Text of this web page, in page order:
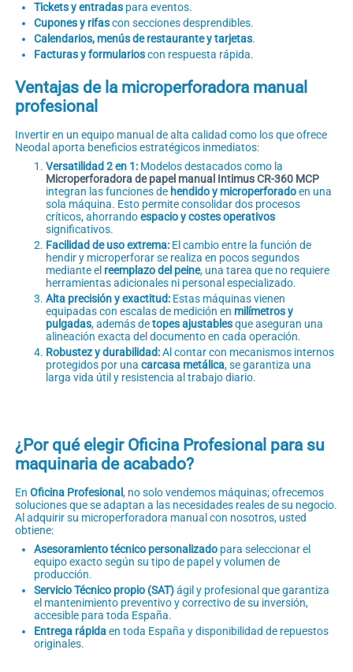
Tickets y entradas para eventos.
Cupones y rifascon secciones desprendibles.
Calendarios, menús de restaurante y tarjetas.
Facturas y formularioscon respuesta rápida.
Ventajas de la microperforadora manual
profesional
Invertir en un equipo manual de alta calidad como los que ofrece
Neodal aporta beneficios estratégicos inmediatos:
Versatilidad 2 en 1: Modelos destacados como la
Microperforadora de papel manual Intimus CR-360 MCP
integran las funciones de hendido y microperforadoen una
sola máquina. Esto permite consolidar dos procesos
críticos, ahorrandoespacio y costes operativos
significativos.
Facilidad de uso extrema: El cambio entre la función de
hendir y microperforar se realiza en pocos segundos
mediante el reemplazo del peine, una tarea que no requiere
herramientas adicionales ni personal especializado.
Alta precisión y exactitud: Estas máquinas vienen
equipadas con escalas de medición en milímetros y
pulgadas, además detopes ajustablesque aseguran una
alineación exacta del documento en cada operación.
Robustez y durabilidad:Al contar con mecanismos internos
protegidos por una carcasa metálica, se garantiza una
larga vida útil y resistencia al trabajo diario.
¿Por qué elegir Oficina Profesional para su
maquinaria de acabado?
En Oficina Profesional, no solo vendemos máquinas; ofrecemos
soluciones que se adaptan a las necesidades reales de su negocio.
Al adquirir su microperforadora manual con nosotros, usted
obtiene:
Asesoramiento técnico personalizado para seleccionar el
equipo exacto según su tipo de papel y volumen de
producción.
Servicio Técnico propio (SAT)ágil y profesional que garantiza
el mantenimiento preventivo y correctivo de su inversión,
accesible para toda España.
Entrega rápidaen toda España y disponibilidad de repuestos
originales.